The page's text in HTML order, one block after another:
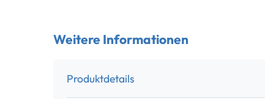
Weitere Informationen
Produktdetails